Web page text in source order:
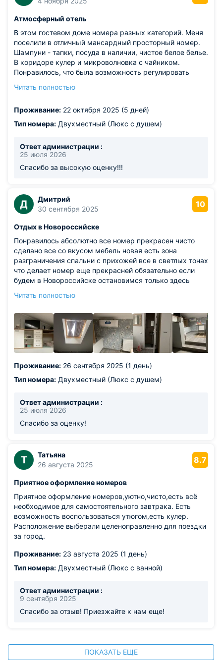
Атмосферный отель
В этом гостевом доме номера разных категорий. Меня
поселили в отличный мансардный просторный номер.
Шампуни - тапки, посуда в наличии, чистое белое белье.
В коридоре кулер и микроволновка с чайником.
Понравилось, что была возможность регулировать
Интернет работал по максимуму для Новороссийска,
Гостевой дом с хорошим ремонтом, чистота и порядок.
Особенно хочу отметить дизайн всего гостевого дома и
пользовалась. Персонал внимательный и отзывчивый.
Из недостатков: когда не работал интернет в городе, то
Читать полностью
Проживание: 22 октября 2025 (5 дней)
Тип номера: Двухместный (Люкс с душем)
Ответ администрации :
25 июля 2026
Спасибо за высокую оценку!!!
Д
Дмитрий
30 сентября 2025
10
Отдых в Новороссийске
Понравилось абсолютно все номер прекрасен чисто
сделано все со вкусом мебель новая есть зона
разграничения спальни с прихожей все в светлых тонах
что делает номер еще прекрасней обязательно если
будем в Новороссийске остановимся только здесь
Из недостатков: немного вода в ванной или раковине
потом все нормально не считаю за минус сильно не
беспокоило
Читать полностью
Проживание: 26 сентября 2025 (1 день)
Тип номера: Двухместный (Люкс с душем)
Ответ администрации :
25 июля 2026
Спасибо за оценку!
Т
Татьяна
26 августа 2025
8.7
Приятное оформление номеров
Приятное оформление номеров,уютно,чисто,есть всё
необходимое для самостоятельного завтрака. Есть
возможность воспользоваться утюгом,есть кулер.
Расположение выберали целеноправленно для поездки
за город.
Проживание: 23 августа 2025 (1 день)
Тип номера: Двухместный (Люкс с ванной)
Ответ администрации :
9 сентября 2025
Спасибо за отзыв! Приезжайте к нам еще!
ПОКАЗАТЬ ЕЩЕ